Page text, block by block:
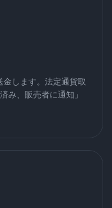
します。法定通貨取
み、販売者に通知」